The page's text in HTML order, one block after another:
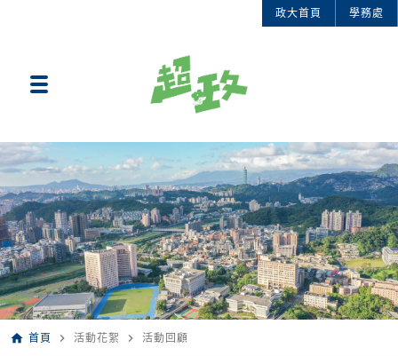
政大首頁 學務處
home 首頁 navigate_next 活動花絮 navigate_next 活動回顧